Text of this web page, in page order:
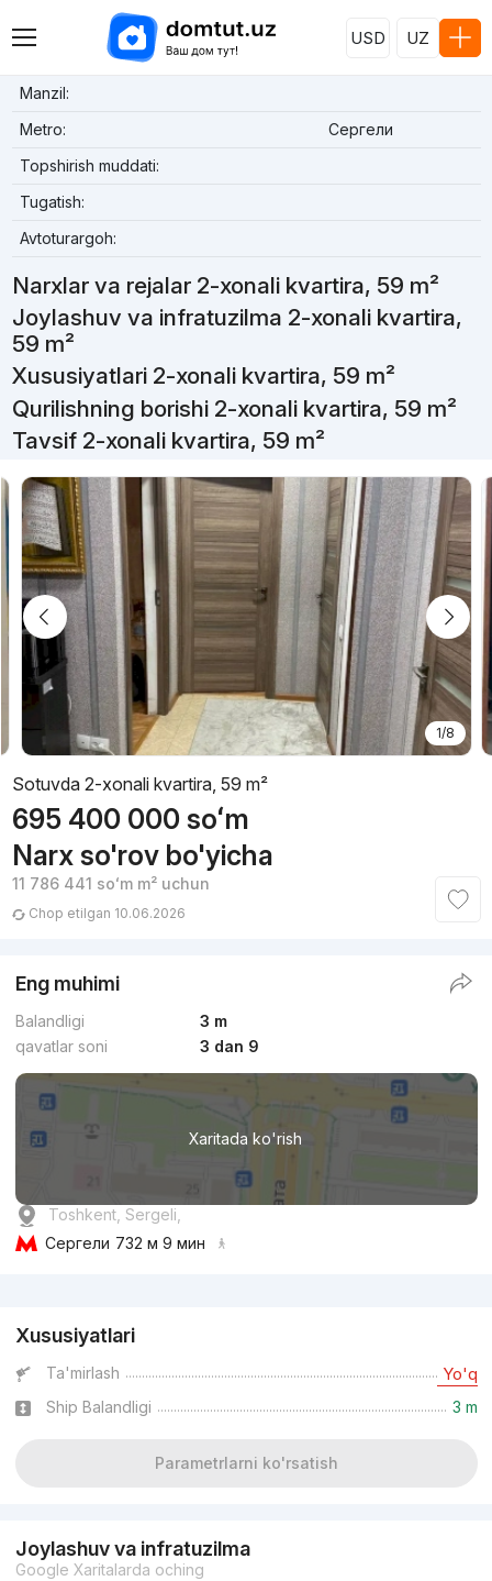
USD UZ
Manzil:
Metro:
Сергели
Topshirish muddati:
Tugatish:
Avtoturargoh:
Narxlar va rejalar 2-xonali kvartira, 59 m²
Joylashuv va infratuzilma 2-xonali kvartira,
59 m²
Xususiyatlari 2-xonali kvartira, 59 m²
Qurilishning borishi 2-xonali kvartira, 59 m²
Tavsif 2-xonali kvartira, 59 m²
1/8
Sotuvda 2-xonali kvartira, 59 m²
695 400 000 soʻm
Narx so'rov bo'yicha
11 786 441 soʻmm² uchun
Chop etilgan 10.06.2026
Eng muhimi
Balandligi
3 m
qavatlar soni
3 dan 9
Xaritada ko'rish
Toshkent, Sergeli,
Сергели 732 м 9 мин
Xususiyatlari
Ta'mirlash Yo'q
Ship Balandligi 3 m
Parametrlarni ko'rsatish
Joylashuv va infratuzilma
Google Xaritalarda oching